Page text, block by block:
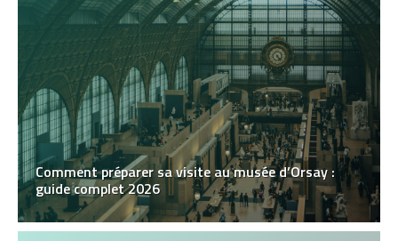
Comment préparer sa visite au musée d’Orsay :
guide complet 2026